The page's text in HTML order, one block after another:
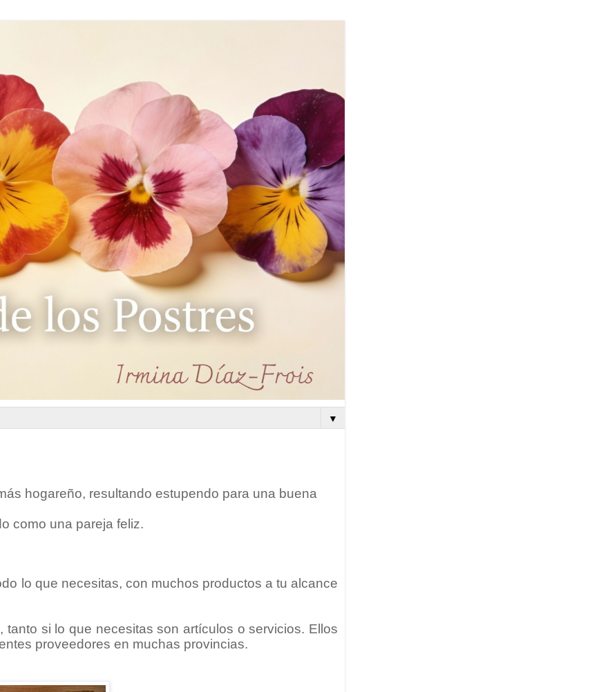
▼
hogareño, resultando estupendo para una buena
como una pareja feliz.
lo que necesitas, con muchos productos a tu alcance
si lo que necesitas son artículos o servicios. Ellos
proveedores en muchas provincias.